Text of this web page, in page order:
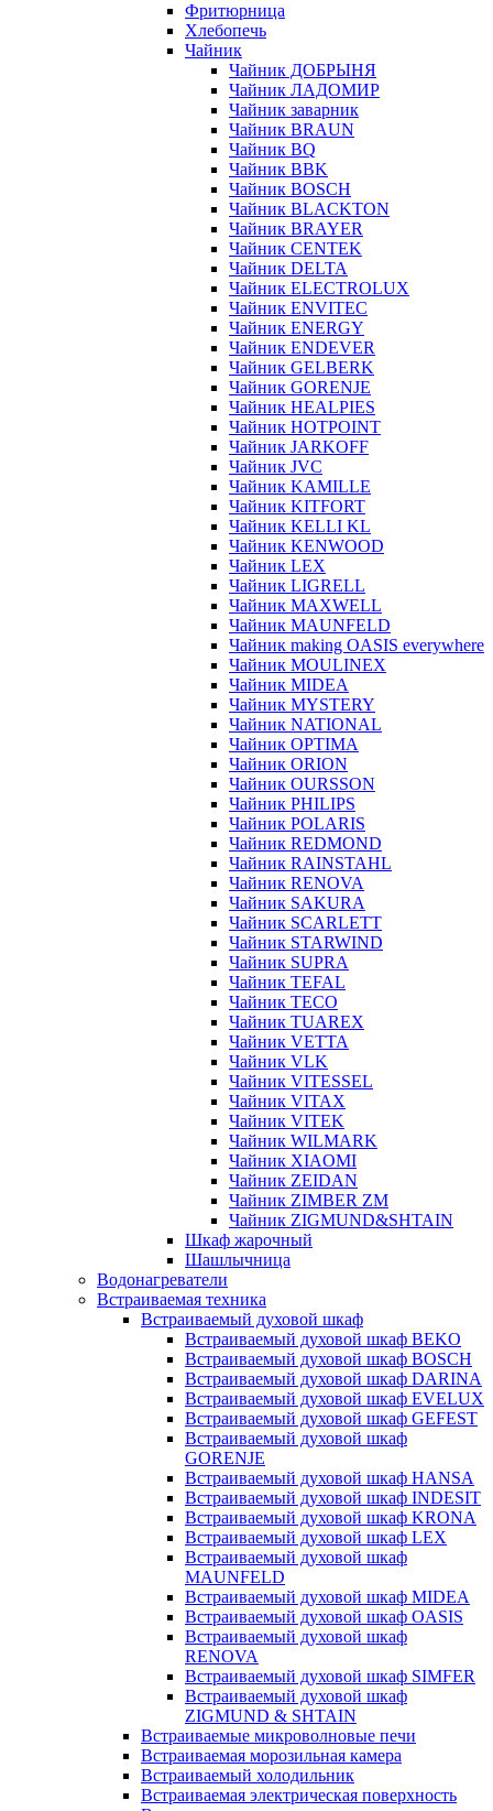
Фритюрница
Хлебопечь
Чайник
Чайник ДОБРЫНЯ
Чайник ЛАДОМИР
Чайник заварник
Чайник BRAUN
Чайник BQ
Чайник BBK
Чайник BOSCH
Чайник BLACKTON
Чайник BRAYER
Чайник CENTEK
Чайник DELTA
Чайник ELECTROLUX
Чайник ENVITEC
Чайник ENERGY
Чайник ENDEVER
Чайник GELBERK
Чайник GORENJE
Чайник HEALPIES
Чайник HOTPOINT
Чайник JARKOFF
Чайник JVC
Чайник KAMILLE
Чайник KITFORT
Чайник KELLI KL
Чайник KENWOOD
Чайник LEX
Чайник LIGRELL
Чайник MAXWELL
Чайник MAUNFELD
Чайник making OASIS everywhere
Чайник MOULINEX
Чайник MIDEA
Чайник MYSTERY
Чайник NATIONAL
Чайник OPTIMA
Чайник ORION
Чайник OURSSON
Чайник PHILIPS
Чайник POLARIS
Чайник REDMOND
Чайник RAINSTAHL
Чайник RENOVA
Чайник SAKURA
Чайник SCARLETT
Чайник STARWIND
Чайник SUPRA
Чайник TEFAL
Чайник TECO
Чайник TUAREX
Чайник VETTA
Чайник VLK
Чайник VITESSEL
Чайник VITAX
Чайник VITEK
Чайник WILMARK
Чайник XIAOMI
Чайник ZEIDAN
Чайник ZIMBER ZM
Чайник ZIGMUND&SHTAIN
Шкаф жарочный
Шашлычница
Водонагреватели
Встраиваемая техника
Встраиваемый духовой шкаф
Встраиваемый духовой шкаф BEKO
Встраиваемый духовой шкаф BOSCH
Встраиваемый духовой шкаф DARINA
Встраиваемый духовой шкаф EVELUX
Встраиваемый духовой шкаф GEFEST
Встраиваемый духовой шкаф
GORENJE
Встраиваемый духовой шкаф HANSA
Встраиваемый духовой шкаф INDESIT
Встраиваемый духовой шкаф KRONA
Встраиваемый духовой шкаф LEX
Встраиваемый духовой шкаф
MAUNFELD
Встраиваемый духовой шкаф MIDEA
Встраиваемый духовой шкаф OASIS
Встраиваемый духовой шкаф
RENOVA
Встраиваемый духовой шкаф SIMFER
Встраиваемый духовой шкаф
ZIGMUND & SHTAIN
Встраиваемые микроволновые печи
Встраиваемая морозильная камера
Встраиваемый холодильник
Встраиваемая электрическая поверхность